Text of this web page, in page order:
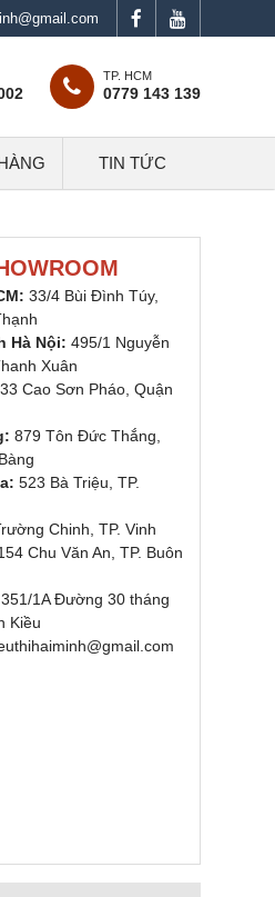
TP. HCM
0779 143 139
TIN TỨC
33/4 Bùi Đình Túy,
Hà Nội:495/1 Nguyễn
Xuân
33 Cao Sơn Pháo, Quận
879 Tôn Đức Thắng,
523 Bà Triệu, TP.
Chinh, TP. Vinh
Chu Văn An, TP. Buôn
351/1A Đường 30 tháng
Kiều